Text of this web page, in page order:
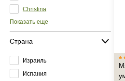
Christina
Показать еще
Страна
Израиль
Испания